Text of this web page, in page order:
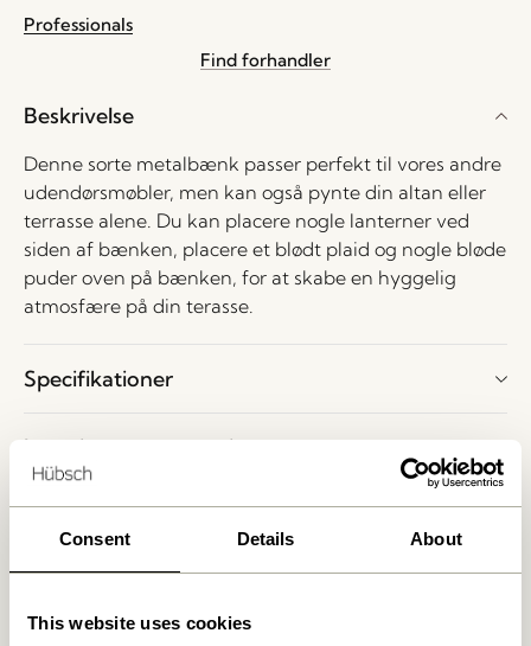
Consent Details About
This website uses cookies
på
ventelisten
produkt
Professionals
Find forhandler
Beskrivelse
Denne sorte metalbænk passer perfekt til vores andre
udendørsmøbler, men kan også pynte din altan eller
terrasse alene. Du kan placere nogle lanterner ved
siden af bænken, placere et blødt plaid og nogle bløde
puder oven på bænken, for at skabe en hyggelig
atmosfære på din terasse.
Specifikationer
Levering og returnering
Har du lyst til at tag et kig på vores produkter?
Lav en aftale for at besøge vores showroom i Herning.
til vores kundeservice for at lave en aftale på